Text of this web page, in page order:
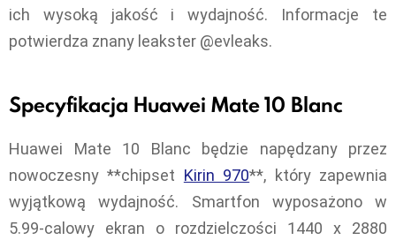
ich wysoką jakość i wydajność. Informacje te
potwierdza znany leakster @evleaks.
Specyfikacja Huawei Mate 10 Blanc
Huawei Mate 10 Blanc będzie napędzany przez
nowoczesny **chipset Kirin 970**, który zapewnia
wyjątkową wydajność. Smartfon wyposażono w
5.99-calowy ekran o rozdzielczości 1440 x 2880